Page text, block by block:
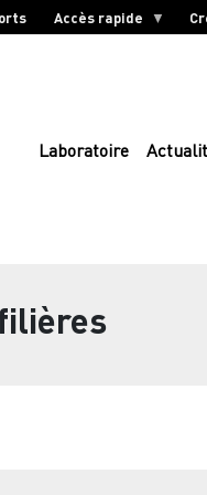
Accès rapide
Laboratoire